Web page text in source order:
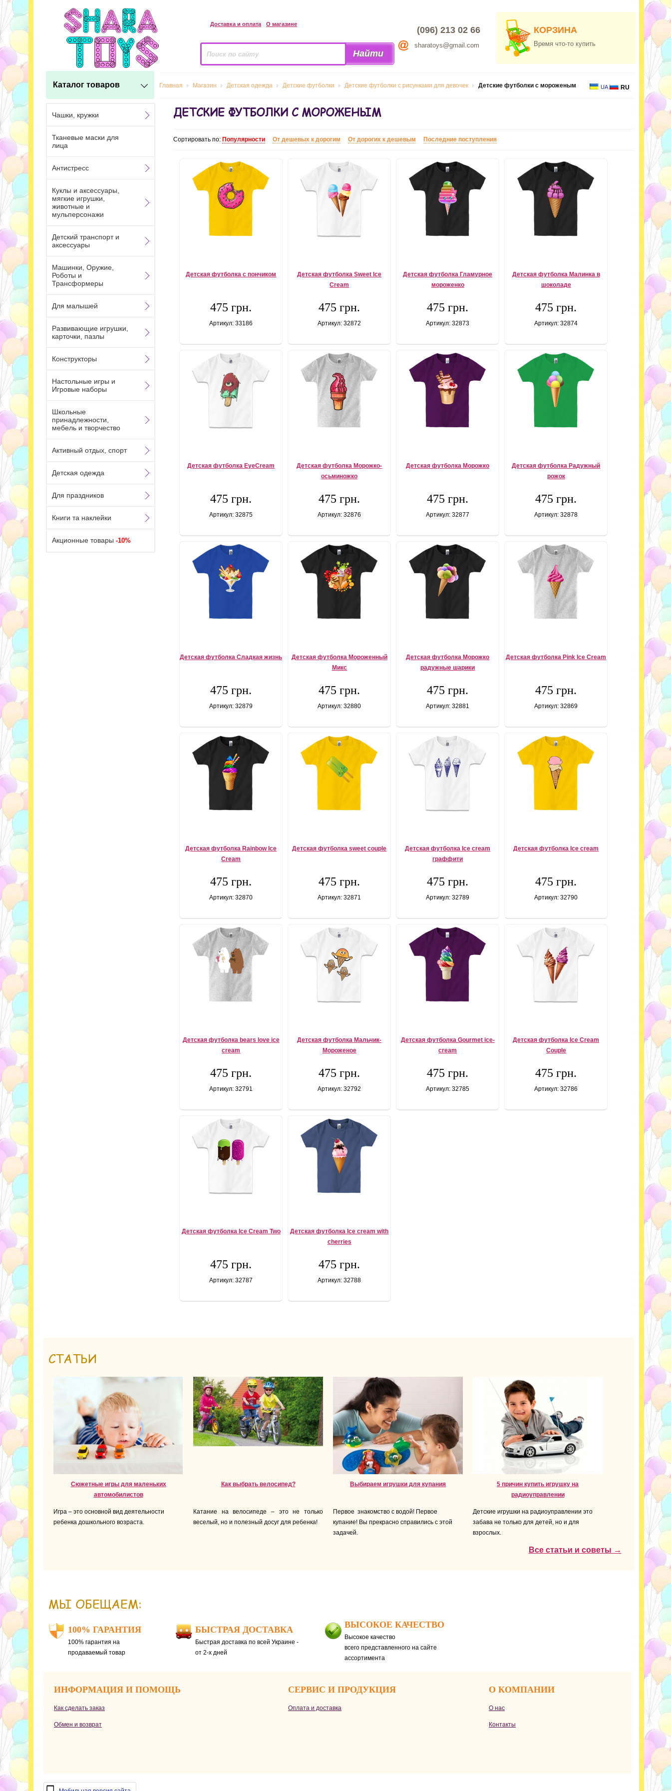
Доставка и оплата О магазине
(096) 213 02 66
sharatoys@gmail.com
КОРЗИНА
Время что-то купить
Каталог товаров Главная Магазин Детская одежда Детские футболки Детские футболки с рисунками для девочек Детские футболки с мороженым UA RU
ДЕТСКИЕ ФУТБОЛКИ С МОРОЖЕНЫМ
Сортировать по: Популярности От дешевых к дорогим От дорогих к дешевым Последние поступления
Детская футболка с пончиком
475 грн.
Артикул: 33186
Детская футболка Sweet Ice
Cream
475 грн.
Артикул: 32872
Детская футболка Гламурное
мороженко
475 грн.
Артикул: 32873
Детская футболка Малинка в
шоколаде
475 грн.
Артикул: 32874
Детская футболка EyeCream
475 грн.
Артикул: 32875
Детская футболка Морожко-
осьминожко
475 грн.
Артикул: 32876
Детская футболка Морожко
475 грн.
Артикул: 32877
Детская футболка Радужный
рожок
475 грн.
Артикул: 32878
Детская футболка Сладкая жизнь
475 грн.
Артикул: 32879
Детская футболка Мороженный
Микс
475 грн.
Артикул: 32880
Детская футболка Морожко
радужные шарики
475 грн.
Артикул: 32881
Детская футболка Pink Ice Cream
475 грн.
Артикул: 32869
Детская футболка Rainbow Ice
Cream
475 грн.
Артикул: 32870
Детская футболка sweet couple
475 грн.
Артикул: 32871
Детская футболка Ice cream
граффити
475 грн.
Артикул: 32789
Детская футболка Ice cream
475 грн.
Артикул: 32790
Детская футболка bears love ice
cream
475 грн.
Артикул: 32791
Детская футболка Мальчик-
Мороженое
475 грн.
Артикул: 32792
Детская футболка Gourmet ice-
cream
475 грн.
Артикул: 32785
Детская футболка Ice Cream
Couple
475 грн.
Артикул: 32786
Детская футболка Ice Cream Two
475 грн.
Артикул: 32787
Детская футболка Ice cream with
cherries
475 грн.
Артикул: 32788
Чашки, кружки
Тканевые маски для
лица
Антистресс
Куклы и аксессуары,
мягкие игрушки,
животные и
мульперсонажи
Детский транспорт и
аксессуары
Машинки, Оружие,
Роботы и
Трансформеры
Для малышей
Развивающие игрушки,
карточки, пазлы
Конструкторы
Настольные игры и
Игровые наборы
Школьные
принадлежности,
мебель и творчество
Активный отдых, спорт
Детская одежда
Для праздников
Книги та наклейки
Акционные товары -10%
СТАТЬИ
Сюжетные игры для маленьких
автомобилистов
Игра – это основной вид деятельности
ребенка дошкольного возраста.
Как выбрать велосипед?
Катание на велосипеде – это не только
веселый, но и полезный досуг для ребенка!
Выбираем игрушки для купания
Первое знакомство с водой! Первое
купание! Вы прекрасно справились с этой
задачей.
5 причин купить игрушку на
радиоуправлении
Детские игрушки на радиоуправлении это
забава не только для детей, но и для
взрослых.
Все статьи и советы →
МЫ ОБЕЩАЕМ:
100% ГАРАНТИЯ
100% гарантия на
продаваемый товар
БЫСТРАЯ ДОСТАВКА
Быстрая доставка по всей Украине -
от 2-х дней
ВЫСОКОЕ КАЧЕСТВО
Высокое качество
всего представленного на сайте
ассортимента
ИНФОРМАЦИЯ И ПОМОЩЬ СЕРВИС И ПРОДУКЦИЯ О КОМПАНИИ
Как сделать заказ Оплата и доставка О нас
Обмен и возврат Контакты